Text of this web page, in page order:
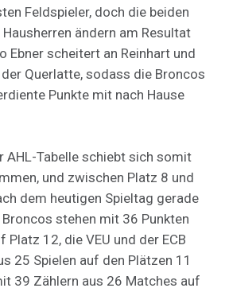
Feldspieler, doch die beiden
ändern am Resultat
Ebner scheitert an Reinhart und
Querlatte, sodass die Broncos
Punkte mit nach Hause
AHL-Tabelle schiebt sich somit
und zwischen Platz 8 und
dem heutigen Spieltag gerade
Broncos stehen mit 36 Punkten
Platz 12, die VEU und der ECB
25 Spielen auf den Plätzen 11
39 Zählern aus 26 Matches auf